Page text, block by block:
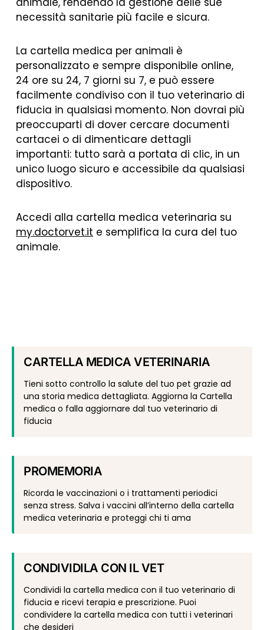
necessità sanitarie più facile e sicura.
La cartella medica per animali è
personalizzato e sempre disponibile online,
24 ore su 24, 7 giorni su 7, e può essere
facilmente condiviso con il tuo veterinario di
fiducia in qualsiasi momento. Non dovrai più
preoccuparti di dover cercare documenti
cartacei o di dimenticare dettagli
importanti: tutto sarà a portata di clic, in un
unico luogo sicuro e accessibile da qualsiasi
dispositivo.
Accedi alla cartella medica veterinaria su
my.doctorvet.it e semplifica la cura del tuo
animale.
CARTELLA MEDICA VETERINARIA
Tieni sotto controllo la salute del tuo pet grazie ad
una storia medica dettagliata. Aggiorna la Cartella
medica o falla aggiornare dal tuo veterinario di
fiducia
PROMEMORIA
Ricorda le vaccinazioni o i trattamenti periodici
senza stress. Salva i vaccini all’interno della cartella
medica veterinaria e proteggi chi ti ama
CONDIVIDILA CON IL VET
Condividi la cartella medica con il tuo veterinario di
fiducia e ricevi terapia e prescrizione. Puoi
condividere la cartella medica con tutti i veterinari
che desideri